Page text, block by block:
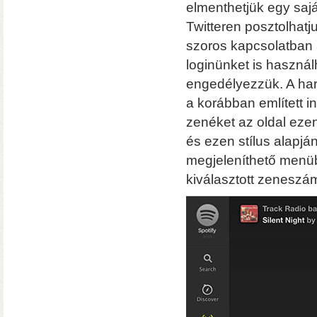
csatlakozás (10 Gbit/sec)
kapacitással • 3×M.2
Hardver RAID-es külső
Windows, macOS, és
elmenthetjük egy
Twitteren
szoros
loginünket is
engedélyezzük. A
a korábban említett
zenéket az oldal
és ezen stílus
megjeleníthető
kiválasztott